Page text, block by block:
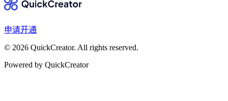
申请开通
© 2026 QuickCreator. All rights reserved.
Powered by QuickCreator